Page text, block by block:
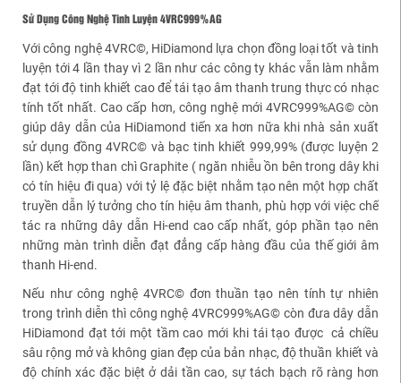
Sử Dụng Công Nghệ Tinh Luyện 4VRC999%AG©
Với công nghệ 4VRC©, HiDiamond lựa chọn đồng loại tốt và tinh
luyện tới 4 lần thay vì 2 lần như các công ty khác vẫn làm nhằm
đạt tới độ tinh khiết cao để tái tạo âm thanh trung thực có nhạc
tính tốt nhất. Cao cấp hơn, công nghệ mới 4VRC999%AG© còn
giúp dây dẫn của HiDiamond tiến xa hơn nữa khi nhà sản xuất
sử dụng đồng 4VRC© và bạc tinh khiết 999,99% (được luyện 2
lần) kết hợp than chì Graphite ( ngăn nhiễu ồn bên trong dây khi
có tín hiệu đi qua) với tỷ lệ đặc biệt nhằm tạo nên một hợp chất
truyền dẫn lý tưởng cho tín hiệu âm thanh, phù hợp với việc chế
tác ra những dây dẫn Hi-end cao cấp nhất, góp phần tạo nên
những màn trình diễn đạt đẳng cấp hàng đầu của thế giới âm
thanh Hi-end.
Nếu như công nghệ 4VRC© đơn thuần tạo nên tính tự nhiên
trong trình diễn thì công nghệ 4VRC999%AG© còn đưa dây dẫn
HiDiamond đạt tới một tầm cao mới khi tái tạo được cả chiều
sâu rộng mở và không gian đẹp của bản nhạc, độ thuần khiết và
độ chính xác đặc biệt ở dải tần cao, sự tách bạch rõ ràng hơn